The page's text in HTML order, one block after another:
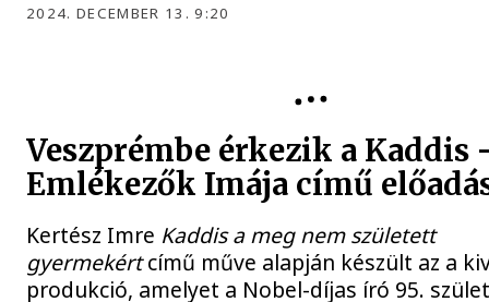
2024. DECEMBER 13. 9:20
Veszprémbe érkezik a Kaddis
Emlékezők Imája című
Kertész Imre Kaddis a meg nem született
gyermekértcímű műve alapján készült az a
produkció, amelyet a Nobel-díjas író 95.